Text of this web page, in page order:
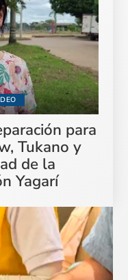
para
Tukano y
de la
Yagarí